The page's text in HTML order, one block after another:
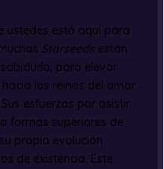
ustedes está aquí para
Starseedsestán
para elevar
los reinos del amor
esfuerzos por asistir
formas superiores de
propia evolución
de existencia. Este